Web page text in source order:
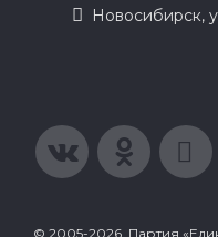
Новосибирск,
© 2005-2026, Партия